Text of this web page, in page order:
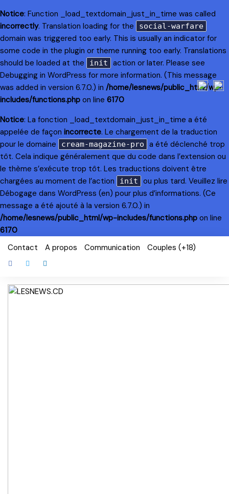
Notice: Function _load_textdomain_just_in_time was called
incorrectly. Translation loading for the social-warfare
domain was triggered too early. This is usually an indicator for
some code in the plugin or theme running too early. Translations
should be loaded at the
init
action or later. Please see
Debugging in WordPress for more information. (This message
was added in version 6.7.0.) in /home/lesnews/public_html/wp-
includes/functions.php on line 6170
Notice: La fonction _load_textdomain_just_in_time a été
appelée de façon incorrecte. Le chargement de la traduction
pour le domaine
cream-magazine-pro
a été déclenché trop
tôt. Cela indique généralement que du code dans l’extension ou
le thème s’exécute trop tôt. Les traductions doivent être
chargées au moment de l’action
init
ou plus tard. Veuillez lire
Débogage dans WordPress (en) pour plus d’informations. (Ce
message a été ajouté à la version 6.7.0.) in
/home/lesnews/public_html/wp-includes/functions.php on line
6170
Skip
content
Contact A propos Communication Couples (+18)